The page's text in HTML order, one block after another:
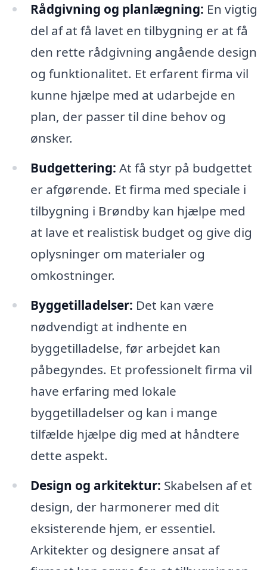
Rådgivning og planlægning: En vigtig
del af at få lavet en tilbygning er at få
den rette rådgivning angående design
og funktionalitet. Et erfarent firma vil
kunne hjælpe med at udarbejde en
plan, der passer til dine behov og
ønsker.
Budgettering: At få styr på budgettet
er afgørende. Et firma med speciale i
tilbygning i Brøndby kan hjælpe med
at lave et realistisk budget og give dig
oplysninger om materialer og
omkostninger.
Byggetilladelser: Det kan være
nødvendigt at indhente en
byggetilladelse, før arbejdet kan
påbegyndes. Et professionelt firma vil
have erfaring med lokale
byggetilladelser og kan i mange
tilfælde hjælpe dig med at håndtere
dette aspekt.
Design og arkitektur: Skabelsen af et
design, der harmonerer med dit
eksisterende hjem, er essentiel.
Arkitekter og designere ansat af